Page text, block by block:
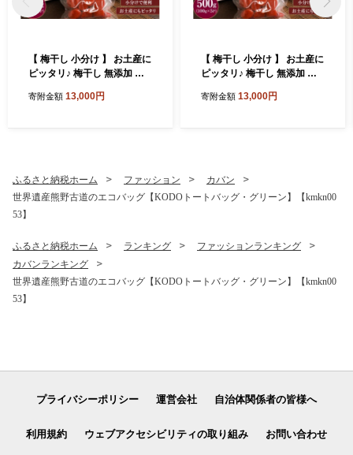
【 梅干し 小分け 】 お土産に
ピッタリ♪ 梅干し 無添加 南
のすっぱい しそ漬け梅干し 5
干し 健康食品 南高梅干し 三
重県 熊野市【frsn0031A】
寄附金額 13,000円
【 梅干し 小分け 】 お土産に
ピッタリ♪ 梅干し 無添加 南
のすっぱい しそ漬け梅干し 5
重県 熊野市【frsn0031A】
寄附金額 13,000円
ふるさと納税ホーム ファッション
カバン
世界遺産熊野古道のエコバッグ【KODOトートバッグ・グリーン】【kmkn00
53】
ふるさと納税ホーム ランキング
ファッションランキング
カバンランキング
世界遺産熊野古道のエコバッグ【KODOトートバッグ・グリーン】【kmkn00
53】
プライバシーポリシー 運営会社 自治体関係者の皆様へ
利用規約 ウェブアクセシビリティの取り組み お問い合わせ